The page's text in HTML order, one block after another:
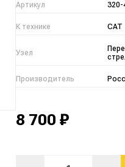
Артикул 320-
К технике CAT
Узел
Производитель
8 700 ₽